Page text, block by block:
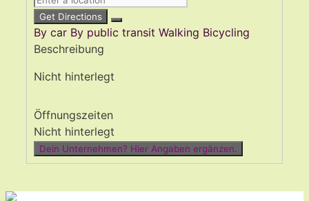
Get Directions
By car By public transit Walking Bicycling
Beschreibung
Nicht hinterlegt
Öffnungszeiten
Nicht hinterlegt
Dein Unternehmen? Hier Angaben ergänzen.